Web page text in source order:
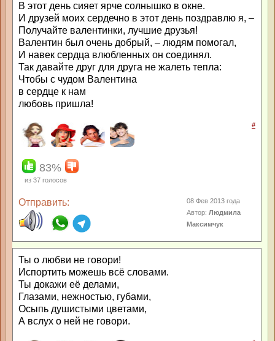
В этот день сияет ярче солнышко в окне.
И друзей моих сердечно в этот день поздравлю я, –
Получайте валентинки, лучшие друзья!
Валентин был очень добрый, – людям помогал,
И навек сердца влюбленных он соединял.
Так давайте друг для друга не жалеть тепла:
Чтобы с чудом Валентина
в сердце к нам
любовь пришла!
#
83%
из 37 голосов
Отправить:
08 Фев 2013 года
Автор:Людмила
Максимчук
Ты о любви не говори!
Испортить можешь всё словами.
Ты докажи её делами,
Глазами, нежностью, губами,
Осыпь душистыми цветами,
А вслух о ней не говори.